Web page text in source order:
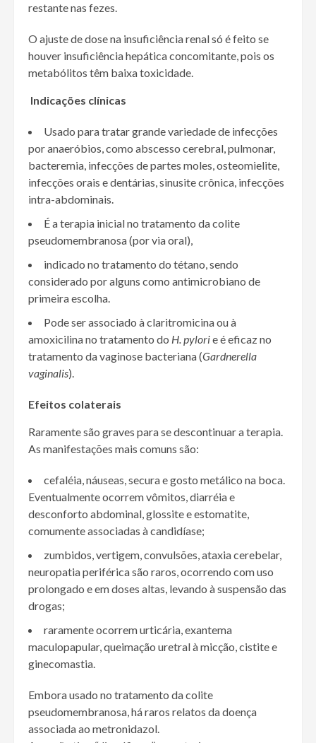
restante nas fezes.
O ajuste de dose na insuficiência renal só é feito se
houver insuficiência hepática concomitante, pois os
metabólitos têm baixa toxicidade.
Indicações clínicas
Usado para tratar grande variedade de infecções
por anaeróbios, como abscesso cerebral, pulmonar,
bacteremia, infecções de partes moles, osteomielite,
infecções orais e dentárias, sinusite crônica, infecções
intra-abdominais.
É a terapia inicial no tratamento da colite
pseudomembranosa (por via oral),
indicado no tratamento do tétano, sendo
considerado por alguns como antimicrobiano de
primeira escolha.
Pode ser associado à claritromicina ou à
amoxicilina no tratamento do H. pylorie é eficaz no
tratamento da vaginose bacteriana (Gardnerella
vaginalis).
Efeitos colaterais
Raramente são graves para se descontinuar a terapia.
As manifestações mais comuns são:
cefaléia, náuseas, secura e gosto metálico na boca.
Eventualmente ocorrem vômitos, diarréia e
desconforto abdominal, glossite e estomatite,
comumente associadas à candidíase;
zumbidos, vertigem, convulsões, ataxia cerebelar,
neuropatia periférica são raros, ocorrendo com uso
prolongado e em doses altas, levando à suspensão das
drogas;
raramente ocorrem urticária, exantema
maculopapular, queimação uretral à micção, cistite e
ginecomastia.
Embora usado no tratamento da colite
pseudomembranosa, há raros relatos da doença
associada ao metronidazol.